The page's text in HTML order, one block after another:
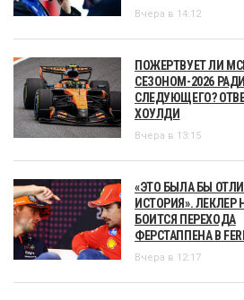
Вчера в 14:12
ПОЖЕРТВУЕТ ЛИ
СЕЗОНОМ-2026 РАДИ
СЛЕДУЮЩЕГО?
ХОУЛДИ
Вчера в 13:15
«ЭТО БЫЛА БЫ
ИСТОРИЯ». ЛЕКЛЕР
БОИТСЯ ПЕРЕХОДА
ФЕРСТАППЕНА В
Вчера в 12:17